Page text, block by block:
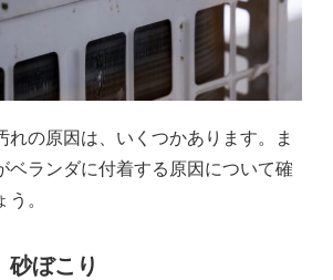
れの原因は、いくつかあります。ま
ベランダに付着する原因について確
。
砂ぼこり